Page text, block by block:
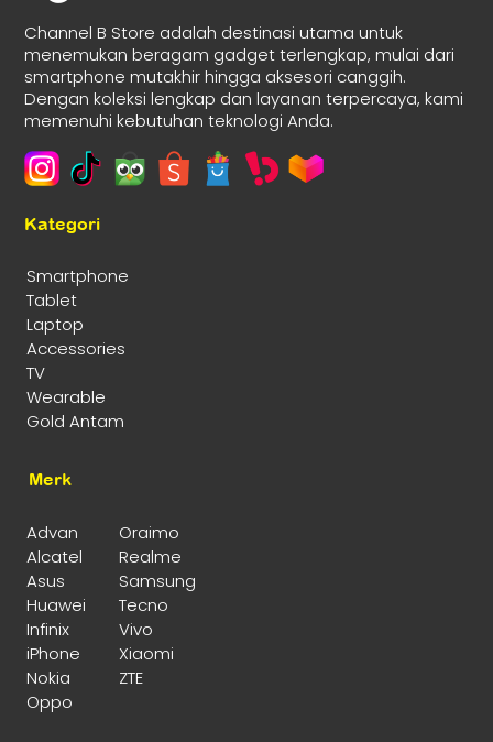
Channel B Store adalah destinasi utama untuk
menemukan beragam gadget terlengkap, mulai dari
smartphone mutakhir hingga aksesori canggih.
Dengan koleksi lengkap dan layanan terpercaya, kami
memenuhi kebutuhan teknologi Anda.
Kategori
Smartphone
Tablet
Laptop
Accessories
TV
Wearable
Gold Antam
Merk
Advan
Oraimo
Alcatel
Realme
Asus
Samsung
Huawei
Tecno
Infinix
Vivo
iPhone
Xiaomi
Nokia
ZTE
Oppo